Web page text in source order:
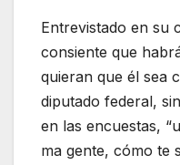
Entrevistado en su
consiente que
quieran que él sea
diputado federal,
en las encuestas,
ma gente, cómo te